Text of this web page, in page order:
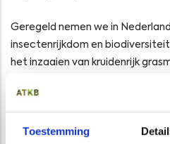
Toestemming
Geregeld nemen we in
insectenrijkdom en
het inzaaien van kruidenrijk
inrichten van nieuwe natuur en
bedrijventerreinen. Dit alles om
biodiversiteit te helpen.